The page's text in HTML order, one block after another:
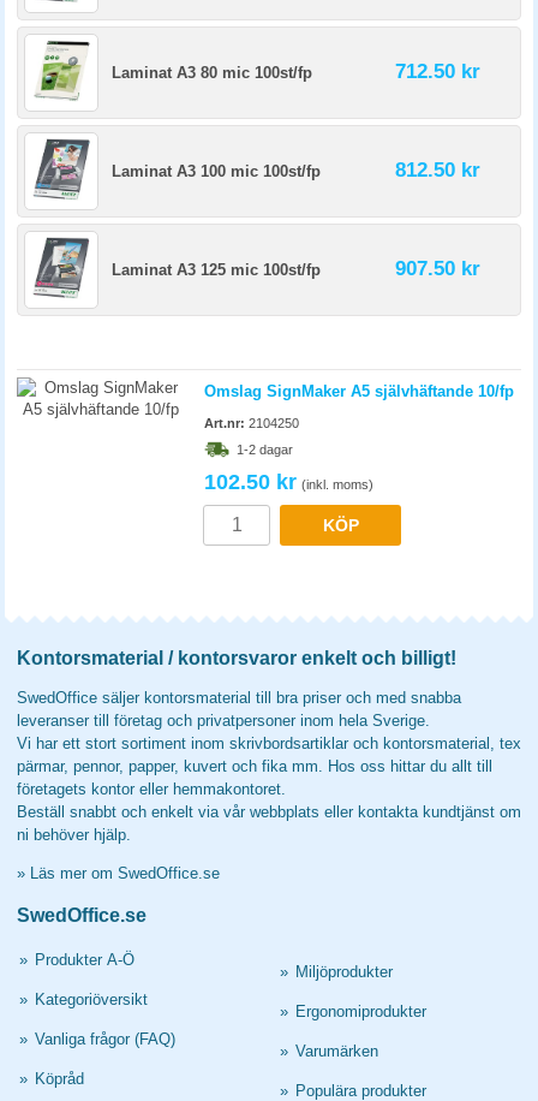
Laminat A3 80 mic 100st/fp 712.50 kr
Laminat A3 100 mic 100st/fp 812.50 kr
Laminat A3 125 mic 100st/fp 907.50 kr
Omslag SignMaker A5 självhäftande 10/fp
Art.nr: 2104250
1-2 dagar
102.50 kr (inkl. moms)
KÖP
Kontorsmaterial / kontorsvaror enkelt och billigt!
SwedOffice säljer kontorsmaterial till bra priser och med snabba
leveranser till företag och privatpersoner inom hela Sverige.
Vi har ett stort sortiment inom skrivbordsartiklar och kontorsmaterial, tex
pärmar, pennor, papper, kuvert och fika mm. Hos oss hittar du allt till
företagets kontor eller hemmakontoret.
Beställ snabbt och enkelt via vår webbplats eller kontakta kundtjänst om
ni behöver hjälp.
» Läs mer om SwedOffice.se
SwedOffice.se
» Produkter A-Ö
» Kategoriöversikt
» Vanliga frågor (FAQ)
» Köpråd
» Miljöprodukter
» Ergonomiprodukter
» Varumärken
» Populära produkter